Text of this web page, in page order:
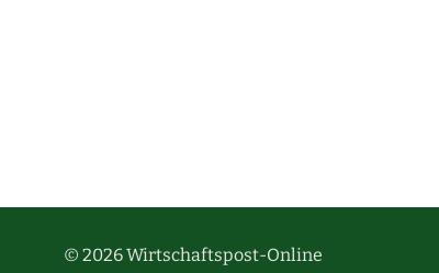
© 2026 Wirtschaftspost-Online